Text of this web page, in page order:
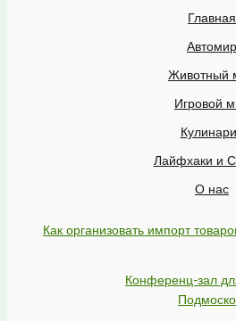
Главная
Автомир
Животный
Игровой
Лайфхаки и
О нас
Как организовать импорт
Конференц-зал